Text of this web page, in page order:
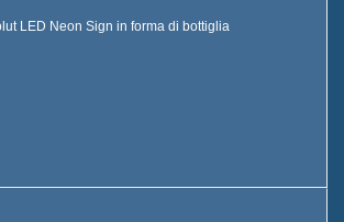
LED Neon Sign in forma di bottiglia